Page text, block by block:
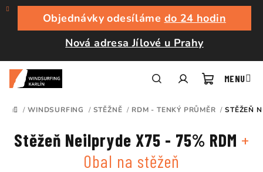
Přejít
obsah
Objednávky odesíláme do 24 hodin
Nová adresa Jílové u Prahy
košík
DOMŮ
/ WINDSURFING / STĚŽNĚ / RDM - TENKÝ PRŮMĚR / STĚŽEŇ
Stěžeň Neilpryde X75 - 75% RDM +
Obal na stěžeň